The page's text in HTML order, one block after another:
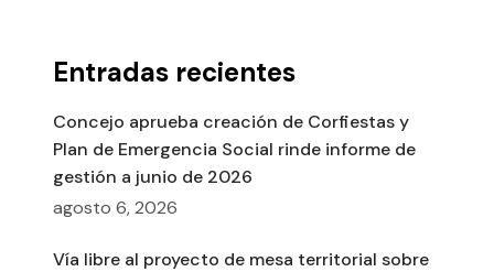
Entradas recientes
Concejo aprueba creación de Corfiestas y
Plan de Emergencia Social rinde informe de
gestión a junio de 2026
agosto 6, 2026
Vía libre al proyecto de mesa territorial sobre